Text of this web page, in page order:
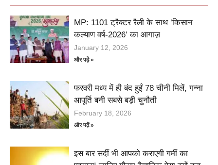
MP: 1101 ट्रैक्टर रैली के साथ ‘किसान
कल्याण वर्ष-2026’ का आगाज़
January 12, 2026
और पढ़ें »
फरवरी मध्य में ही बंद हुईं 78 चीनी मिलें, गन्ना
आपूर्ति बनी सबसे बड़ी चुनौती
February 18, 2026
और पढ़ें »
इस बार सर्दी भी आपको कराएगी गर्मी का